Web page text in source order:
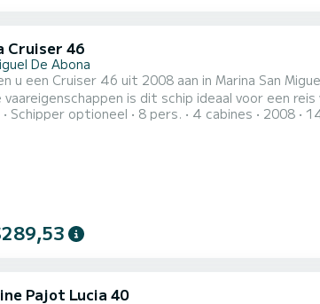
Cruiser 46
De Abona
u een Cruiser 46 uit 2008 aan in Marina San
is dit schip ideaal voor een reis van een week of langer. De
8 personen. Met haar 14 meter lengte en
Schipper optioneel 8 pers. 4 cabines 2008
Pajot Lucia 40